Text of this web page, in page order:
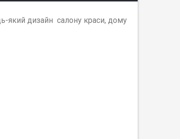
який дизайн салону краси, дому